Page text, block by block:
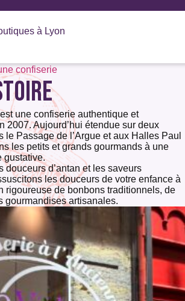
à Lyon
confiserie
une confiserie authentique et
2007. Aujourd’hui étendue sur deux
le Passage de l’Argue et aux Halles Paul
les petits et grands gourmands à une
gustative.
douceurs d’antan et les saveurs
les douceurs de votre enfance à
rigoureuse de bonbons traditionnels, de
gourmandises artisanales.